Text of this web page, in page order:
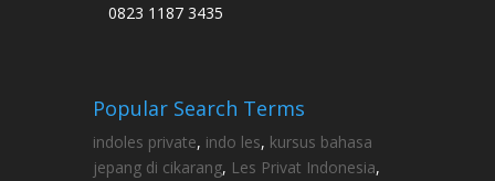
0823 1187 3435
Popular Search Terms
indoles private, indo les, kursus bahasa
jepang di cikarang, Les Privat Indonesia,